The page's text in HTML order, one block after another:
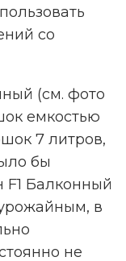
со
(см. фото
емкостью
7 литров,
бы
Балконный
в
не